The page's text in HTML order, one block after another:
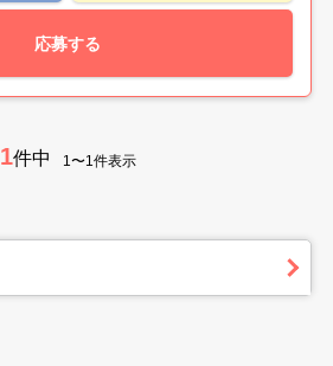
応募する
1件中 1〜1件表示